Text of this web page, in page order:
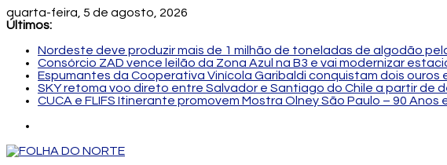
quarta-feira, 5 de agosto, 2026
Últimos:
Nordeste deve produzir mais de 1 milhão de toneladas de algodão
Consórcio ZAD vence leilão da Zona Azul na B3 e vai modernizar
Espumantes da Cooperativa Vinícola Garibaldi conquistam dois ouros
SKY retoma voo direto entre Salvador e Santiago do Chile a partir de
CUCA e FLIFS Itinerante promovem Mostra Olney São Paulo – 90 Anos